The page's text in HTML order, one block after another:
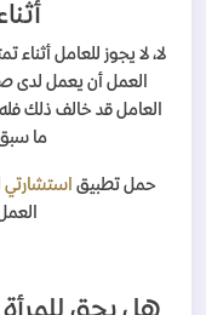
لا، لا يجوز للعامل أثناء
العمل أن يعمل لدى
العامل قد خالف ذلك
ما سبق
حمل تطبيق استشارتي